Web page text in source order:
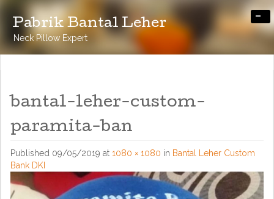
Pabrik Bantal Leher
Neck Pillow Expert
-
bantal-leher-custom-
paramita-ban
Published 09/05/2019 at 1080 × 1080 in Bantal Leher Custom
Bank DKI